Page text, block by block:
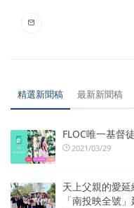
精選新聞稿 最新新聞稿
FLOC唯一基督
2021/03/29
天上父親的愛
「南投映全號